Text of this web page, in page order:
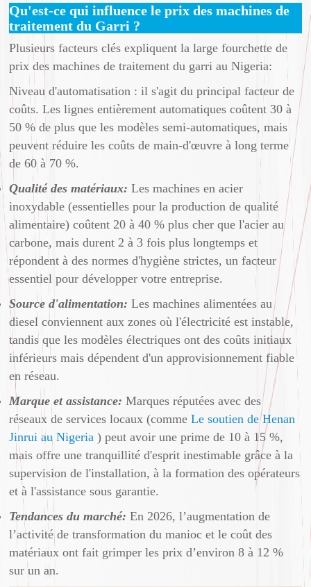
Qu'est-ce qui influence le prix des machines de
traitement du Garri ?
Plusieurs facteurs clés expliquent la large fourchette de
prix des machines de traitement du garri au Nigeria:
Niveau d'automatisation : il s'agit du principal facteur de
coûts. Les lignes entièrement automatiques coûtent 30 à
50 % de plus que les modèles semi-automatiques, mais
peuvent réduire les coûts de main-d'œuvre à long terme
de 60 à 70 %.
Qualité des matériaux: Les machines en acier
inoxydable (essentielles pour la production de qualité
alimentaire) coûtent 20 à 40 % plus cher que l'acier au
carbone, mais durent 2 à 3 fois plus longtemps et
répondent à des normes d'hygiène strictes, un facteur
essentiel pour développer votre entreprise.
Source d'alimentation: Les machines alimentées au
diesel conviennent aux zones où l'électricité est instable,
tandis que les modèles électriques ont des coûts initiaux
inférieurs mais dépendent d'un approvisionnement fiable
en réseau.
Marque et assistance: Marques réputées avec des
réseaux de services locaux (commeLe soutien de Henan
Jinrui au Nigeria) peut avoir une prime de 10 à 15 %,
mais offre une tranquillité d'esprit inestimable grâce à la
supervision de l'installation, à la formation des opérateurs
et à l'assistance sous garantie.
Tendances du marché: En 2026, l’augmentation de
l’activité de transformation du manioc et le coût des
matériaux ont fait grimper les prix d’environ 8 à 12 %
sur un an.